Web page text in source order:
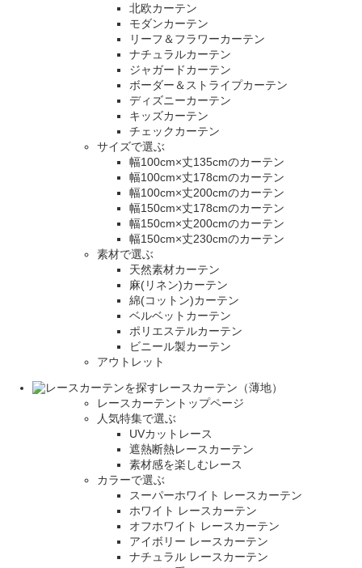
北欧カーテン
モダンカーテン
リーフ＆フラワーカーテン
ナチュラルカーテン
ジャガードカーテン
ボーダー＆ストライプカーテン
ディズニーカーテン
キッズカーテン
チェックカーテン
サイズで選ぶ
幅100cm×丈135cmのカーテン
幅100cm×丈178cmのカーテン
幅100cm×丈200cmのカーテン
幅150cm×丈178cmのカーテン
幅150cm×丈200cmのカーテン
幅150cm×丈230cmのカーテン
素材で選ぶ
天然素材カーテン
麻(リネン)カーテン
綿(コットン)カーテン
ベルベットカーテン
ポリエステルカーテン
ビニール製カーテン
アウトレット
レースカーテン（薄地）
レースカーテントップページ
人気特集で選ぶ
UVカットレース
遮熱断熱レースカーテン
素材感を楽しむレース
カラーで選ぶ
スーパーホワイト レースカーテン
ホワイト レースカーテン
オフホワイト レースカーテン
アイボリー レースカーテン
ナチュラル レースカーテン